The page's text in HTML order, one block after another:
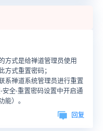
方式是给禅道管理员使用
方式重置密码；
系禅道系统管理员进行重置
全-重置密码设置中开启通
能）。
回复